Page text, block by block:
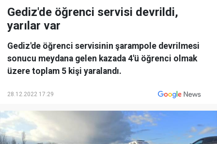
Gediz'de öğrenci servisi devrildi,
yarılar var
Gediz'de öğrenci servisinin şarampole devrilmesi
sonucu meydana gelen kazada 4'ü öğrenci olmak
üzere toplam 5 kişi yaralandı.
28.12.2022 17:29